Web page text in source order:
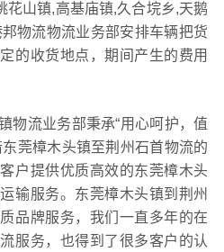
花山镇,高基庙镇,久合垸乡,天鹅
物流物流业务部安排车辆把货
的收货地点，期间产生的费用
物流业务部秉承“用心呵护，值
莞樟木头镇至荆州石首物流的
户提供优质高效的东莞樟木头
输服务。东莞樟木头镇到荆州
品牌服务，我们一直多年的在
服务，也得到了很多客户的认